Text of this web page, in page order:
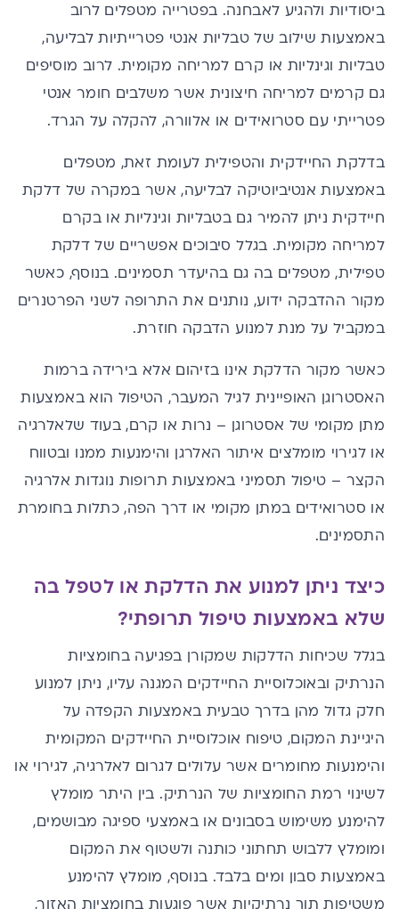
ביסודיות ולהגיע לאבחנה. בפטרייה מטפלים לרוב
באמצעות שילוב של טבליות אנטי פטרייתיות לבליעה,
טבליות וגינליות או קרם למריחה מקומית. לרוב מוסיפים
גם קרמים למריחה חיצונית אשר משלבים חומר אנטי
פטרייתי עם סטרואידים או אלוורה, להקלה על הגרד.
בדלקת החיידקית והטפילית לעומת זאת, מטפלים
באמצעות אנטיביוטיקה לבליעה, אשר במקרה של דלקת
חיידקית ניתן להמיר גם בטבליות וגינליות או בקרם
למריחה מקומית. בגלל סיבוכים אפשריים של דלקת
טפילית, מטפלים בה גם בהיעדר תסמינים. בנוסף, כאשר
מקור ההדבקה ידוע, נותנים את התרופה לשני הפרטנרים
במקביל על מנת למנוע הדבקה חוזרת.
כאשר מקור הדלקת אינו בזיהום אלא בירידה ברמות
האסטרוגן האופיינית לגיל המעבר, הטיפול הוא באמצעות
מתן מקומי של אסטרוגן – נרות או קרם, בעוד שלאלרגיה
או לגירוי מומלצים איתור האלרגן והימנעות ממנו ובטווח
הקצר – טיפול תסמיני באמצעות תרופות נוגדות אלרגיה
או סטרואידים במתן מקומי או דרך הפה, כתלות בחומרת
התסמינים.
כיצד ניתן למנוע את הדלקת או לטפל בה
שלא באמצעות טיפול תרופתי?
בגלל שכיחות הדלקות שמקורן בפגיעה בחומציות
הנרתיק ובאוכלוסיית החיידקים המגנה עליו, ניתן למנוע
חלק גדול מהן בדרך טבעית באמצעות הקפדה על
היגיינת המקום, טיפוח אוכלוסיית החיידקים המקומית
והימנעות מחומרים אשר עלולים לגרום לאלרגיה, לגירוי או
לשינוי רמת החומציות של הנרתיק. בין היתר מומלץ
להימנע משימוש בסבונים או באמצעי ספיגה מבושמים,
ומומלץ ללבוש תחתוני כותנה ולשטוף את המקום
באמצעות סבון ומים בלבד. בנוסף, מומלץ להימנע
משטיפות תוך נרתיקיות אשר פוגעות בחומציות האזור,